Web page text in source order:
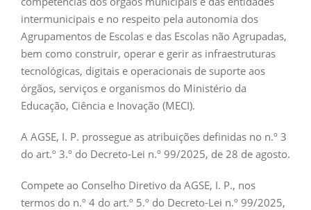
intermunicipais e no respeito pela autonomia dos
Agrupamentos de Escolas e das Escolas não Agrupadas,
bem como construir, operar e gerir as infraestruturas
tecnológicas, digitais e operacionais de suporte aos
órgãos, serviços e organismos do Ministério da
Educação, Ciência e Inovação (MECI).
A AGSE, I. P. prossegue as atribuições definidas no n.º 3
do art.º 3.º do Decreto-Lei n.º 99/2025, de 28 de agosto.
Compete ao Conselho Diretivo da AGSE, I. P., nos
termos do n.º 4 do art.º 5.º do Decreto-Lei n.º 99/2025,